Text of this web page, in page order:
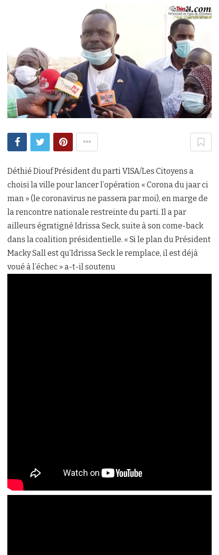
Déthié Diouf Président du parti VISA/Les Citoyens a
choisi la ville pour lancer l’opération « Corona du jaar ci
man » (le coronavirus ne passera par moi), en marge de
la rencontre nationale restreinte du parti. Il a par
ailleurs égratigné Idrissa Seck, suite à son come-back
dans la coalition présidentielle. « Si le plan du Président
Macky Sall est qu’Idrissa Seck le remplace, il est déjà
voué à l’échec » a-t-il soutenu